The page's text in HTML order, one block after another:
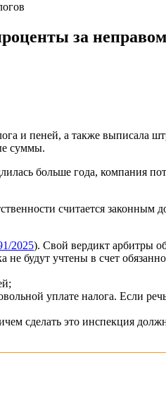
за
и пеней, а также выписала
суммы.
больше года, компания
считается законным
2025). Свой вердикт арбитры
будут учтены в счет
уплате налога. Если
сделать это инспекция